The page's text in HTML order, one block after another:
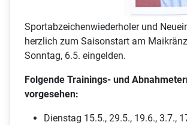
Sportabzeichenwiederholer und
herzlich zum Saisonstart am
Sonntag, 6.5. eingelden.
Folgende Trainings- und
vorgesehen:
Dienstag 15.5., 29.5., 19.6., 3.7.,